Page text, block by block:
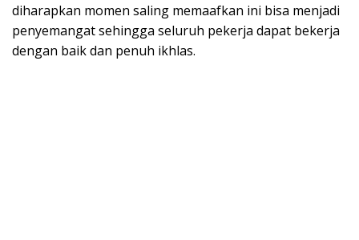
diharapkan momen saling memaafkan ini bisa menjadi
penyemangat sehingga seluruh pekerja dapat bekerja
dengan baik dan penuh ikhlas.